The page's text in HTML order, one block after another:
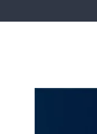
조달물품